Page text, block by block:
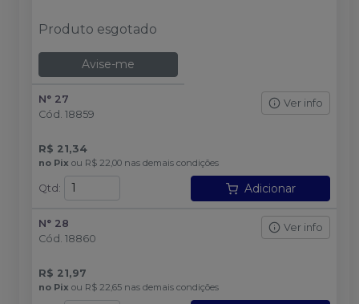
Produto esgotado
Avise-me
N° 27
Cód. 18859
Ver info
R$ 21,34
no Pix ou R$ 22,00 nas demais condições
Qtd : Adicionar
N° 28
Cód. 18860
Ver info
R$ 21,97
no Pix ou R$ 22,65 nas demais condições